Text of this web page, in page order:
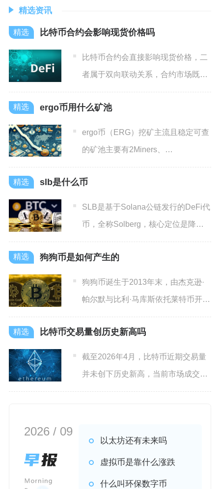
精选资讯
比特币合约会影响现货价格吗
比特币合约会直接影响现货价格，二
者属于双向联动关系，合约市场既会
跟随现货基本面变动，也能借
ergo币用什么矿池
ergo币（ERG）挖矿主流且稳定可查
的矿池主要有2Miners、
WoolyPooly、H
slb是什么币
SLB是基于Solana公链发行的DeFi代
币，全称Solberg，核心定位是降低
普通用户
狗狗币是如何产生的
狗狗币诞生于2013年末，由杰克逊·
帕尔默与比利·马库斯依托莱特币开源
代码修改打造，最初以
比特币交易量创历史新高吗
截至2026年4月，比特币近期交易量
并未创下历史新高，当前市场成交规
模较历史峰值出现明显回
2026 / 09
以太坊还有未来吗
虚拟币是靠什么涨跌
什么叫环保数字币